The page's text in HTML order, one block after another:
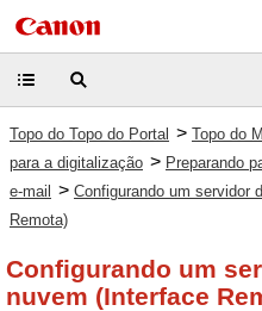
Topo do Topo do Portal > Topo do
para a digitalização > Preparando
e-mail
> Configurando um servidor
Remota)
Configurando um
nuvem (Interface